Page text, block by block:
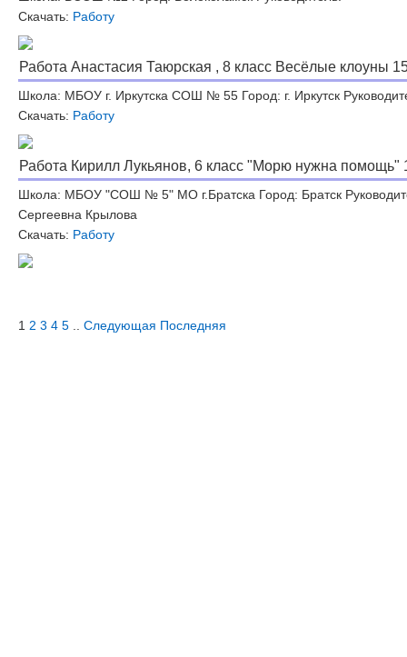
Скачать: Работу
Работа Анастасия Таюрская , 8 класс Весёлые клоуны
Школа: МБОУ г. Иркутска СОШ № 55 Город: г. Иркутск
Скачать: Работу
Работа Кирилл Лукьянов, 6 класс "Морю нужна помощь"
Школа: МБОУ "СОШ № 5" МО г.Братска Город: Братск
Сергеевна Крылова
Скачать: Работу
1 2 3 4 5 Следующая Последняя